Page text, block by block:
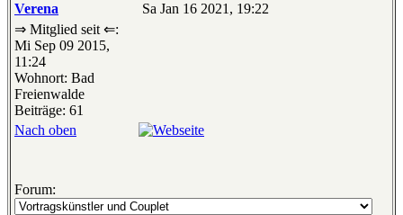
Verena
Sa Jan 16 2021, 19:22
⇒ Mitglied seit ⇐:
Mi Sep 09 2015,
11:24
Wohnort: Bad
Freienwalde
Beiträge: 61
Nach oben
Forum: